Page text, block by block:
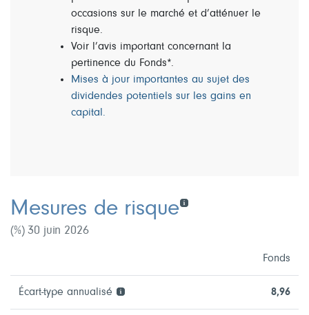
occasions sur le marché et d’atténuer le
risque.
Voir l’avis important concernant la
pertinence du Fonds*.
Mises à jour importantes au sujet des
dividendes potentiels sur les gains en
capital.
Mesures de risque
(%) 30 juin 2026
Fonds
Écart-type annualisé 8,96